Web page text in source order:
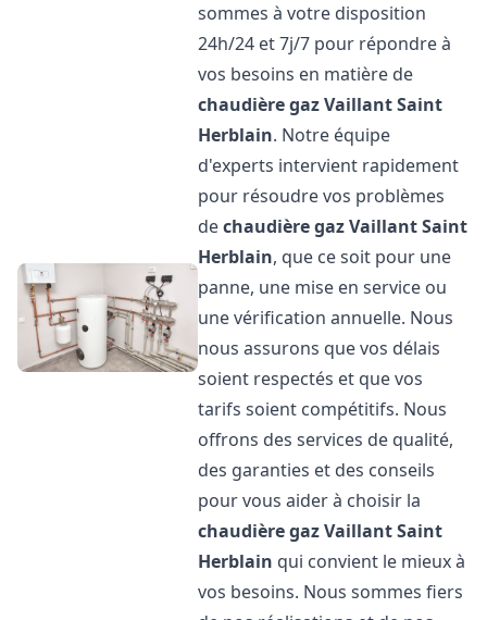
sommes à votre disposition
24h/24 et 7j/7 pour répondre à
vos besoins en matière de
chaudière gaz VaillantSaint
Herblain. Notre équipe
d'experts intervient rapidement
pour résoudre vos problèmes
dechaudière gaz VaillantSaint
Herblain, que ce soit pour une
panne, une mise en service ou
une vérification annuelle. Nous
nous assurons que vos délais
soient respectés et que vos
tarifs soient compétitifs. Nous
offrons des services de qualité,
des garanties et des conseils
pour vous aider à choisir la
chaudière gaz VaillantSaint
Herblain qui convient le mieux à
vos besoins. Nous sommes fiers